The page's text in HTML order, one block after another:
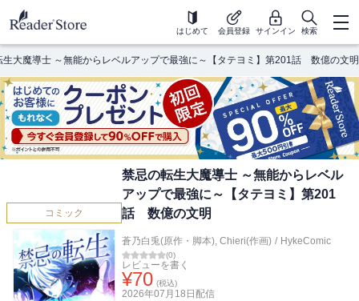
はじめて 会員登録 サインイン 検索
生大魔導士 ～無能からレベルアップで最強に～【タテヨミ】第201話 数億の文明
コミック
禁忌の転生大魔導士 ～無能からレベル
アップで最強に～【タテヨミ】第201
話 数億の文明
蒼乃白兎(原作・脚本), Chieri(作画) / HykeComic
(0)
レビューを書く
¥70 (税込)
2026年07月18日 配信